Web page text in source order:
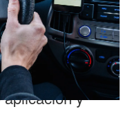
intentar
y